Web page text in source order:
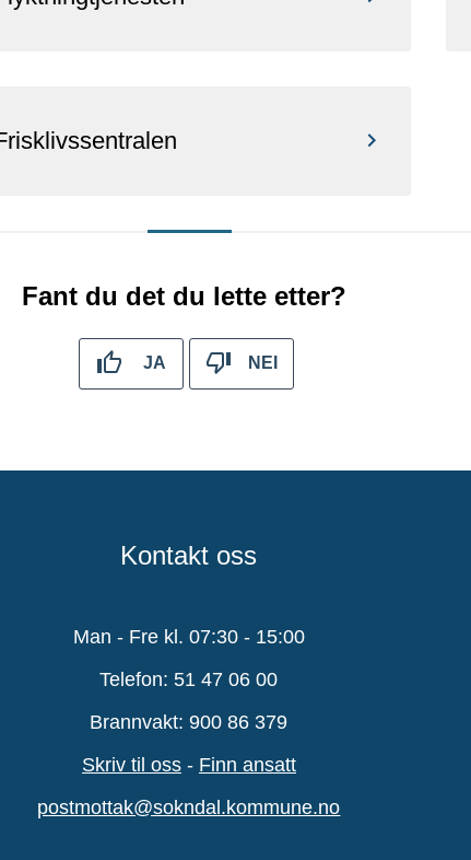
Fant du det du lette etter?
JA NEI
Kontakt oss
Man - Fre kl. 07:30 - 15:00
Telefon: 51 47 06 00
Brannvakt: 900 86 379
Skriv til oss- Finn ansatt
postmottak@sokndal.kommune.no